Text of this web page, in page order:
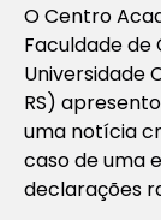
O Centro
Faculdade de
Universidade
RS)
uma notícia
caso de uma
declarações